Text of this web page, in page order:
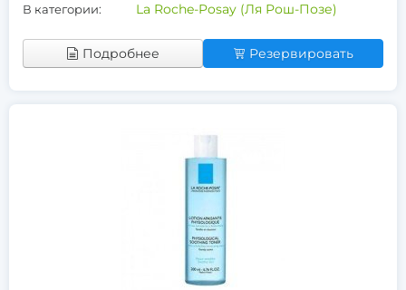
В категории: La Roche-Posay (Ля Рош-Позе)
Подробнее Резервировать